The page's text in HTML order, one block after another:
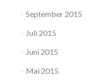
September 2015
Juli 2015
Juni 2015
Mai 2015